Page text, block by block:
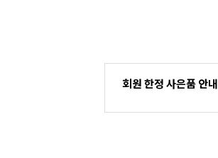
회원 한정 사은품 안내